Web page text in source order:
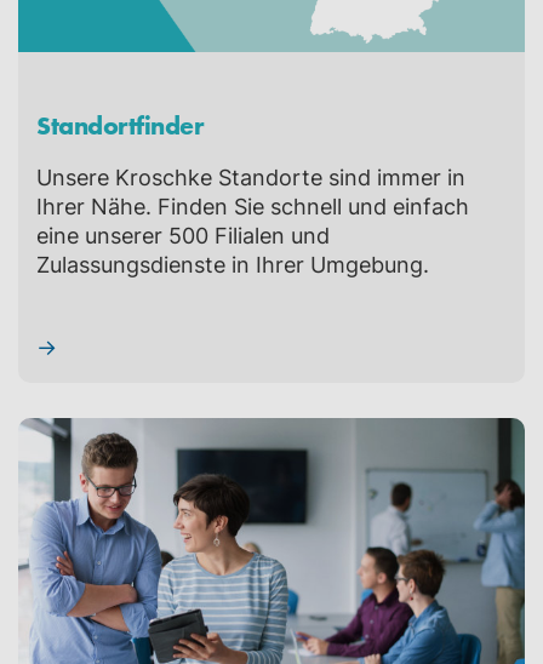
Standortfinder
Unsere Kroschke Standorte sind immer in
Ihrer Nähe. Finden Sie schnell und einfach
eine unserer 500 Filialen und
Zulassungsdienste in Ihrer Umgebung.
→